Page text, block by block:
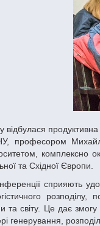
професором
комплексно
та Східної Європи.
та світу. Це дає
генерування,